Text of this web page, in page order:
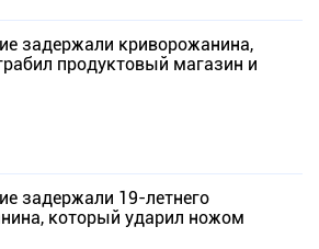
задержали криворожанина,
продуктовый магазин и
задержали 19-летнего
который ударил ножом